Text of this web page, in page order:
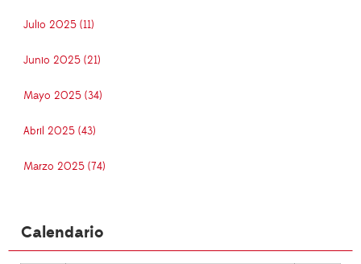
Julio 2025 (11)
Junio 2025 (21)
Mayo 2025 (34)
Abril 2025 (43)
Marzo 2025 (74)
Calendario